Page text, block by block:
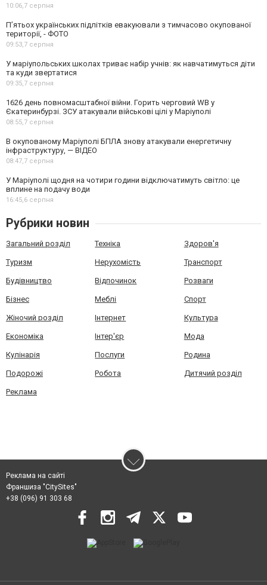
10:06,7 серпня
П’ятьох українських підлітків евакуювали з тимчасово окупованої
території, - ФОТО
09:53,7 серпня
У маріупольських школах триває набір учнів: як навчатимуться діти
та куди звертатися
09:35,7 серпня
1626 день повномасштабної війни. Горить черговий WB у
Єкатеринбурзі. ЗСУ атакували військові цілі у Маріуполі
08:55,7 серпня
В окупованому Маріуполі БПЛА знову атакували енергетичну
інфраструктуру, — ВІДЕО
08:47,7 серпня
У Маріуполі щодня на чотири години відключатимуть світло: це
вплине на подачу води
16:45,6 серпня
Рубрики новин
Загальний розділ Техніка Здоров'я
Туризм Нерухомість Транспорт
Будівництво Відпочинок Розваги
Бізнес Меблі Спорт
Жіночий розділ Інтернет Культура
Економіка Інтер'єр Мода
Кулінарія Послуги Родина
Подорожі Робота Дитячий розділ
Реклама
Реклама на сайті
Франшиза "CitySites"
+38 (096) 91 303 68